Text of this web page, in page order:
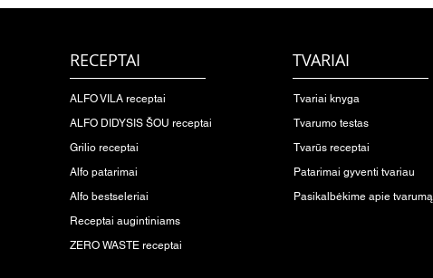
RECEPTAI
ALFO VILA receptai
ALFO DIDYSIS ŠOU receptai
Grilio receptai
Alfo patarimai
Alfo bestseleriai
Receptai augintiniams
ZERO WASTE receptai
TVARIAI
Tvariai knyga
Tvarumo testas
Tvarūs receptai
Patarimai gyventi tvariau
Pasikalbėkime apie tvarumą